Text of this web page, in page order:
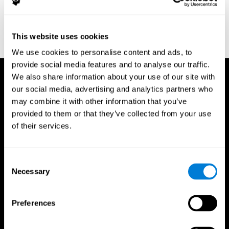
This website uses cookies
We use cookies to personalise content and ads, to
provide social media features and to analyse our traffic.
We also share information about your use of our site with
our social media, advertising and analytics partners who
may combine it with other information that you’ve
provided to them or that they’ve collected from your use
of their services.
Selection
Necessary
Preferences
The Journal of Psychology: Interdisciplinary and Applied, 19(1),